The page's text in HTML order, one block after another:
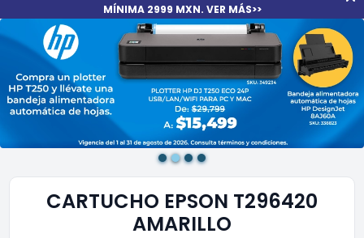
MÍNIMA 2999 MXN. VER MÁS>>
CARTUCHO EPSON T296420
AMARILLO